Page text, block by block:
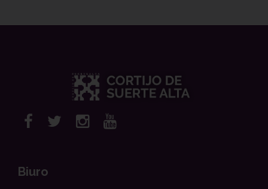
Biuro